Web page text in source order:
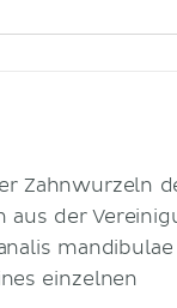
Zahnwurzeln
aus der
mandibulae
einzelnen